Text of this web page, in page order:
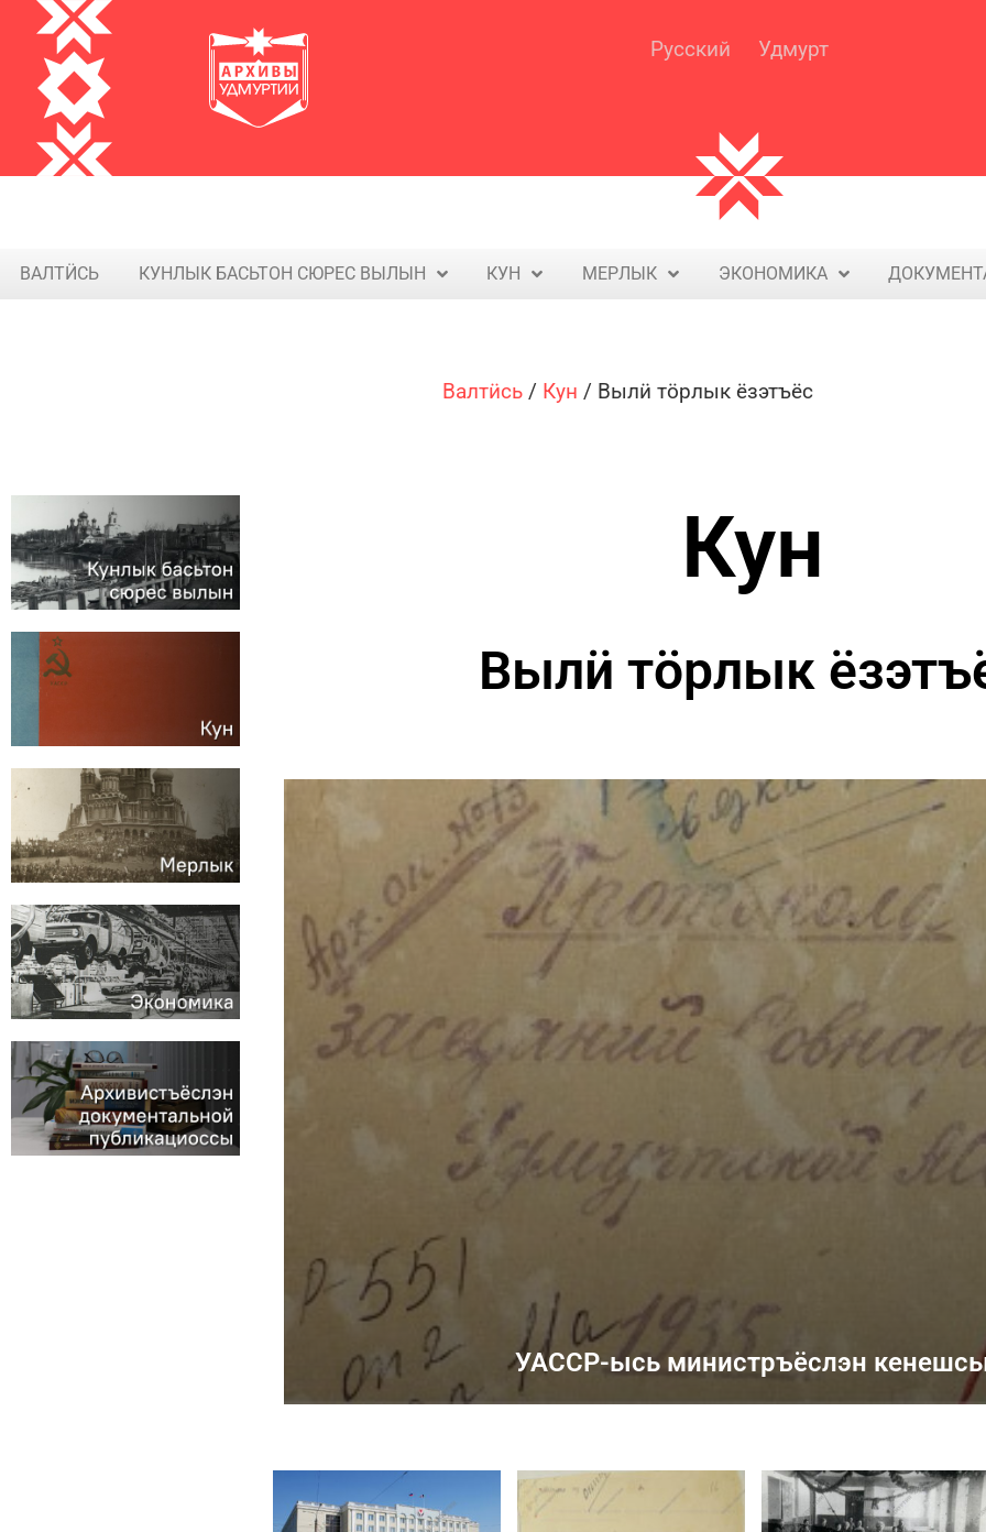
Русский Удмурт
ВАЛТӤСЬ КУНЛЫК БАСЬТОН СЮРЕС ВЫЛЫН​ КУН МЕРЛЫК ЭКОНОМИКА
Валтӥсь/ Кун / Вылӥ тӧрлык ёзэтъёс
Кун
Вылӥ тӧрлык
УАССР-ысь министръёслэн